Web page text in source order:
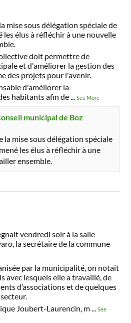
mise sous délégation spéciale de
les élus à réfléchir à une nouvelle
doit permettre de
et d'améliorer la gestion des
des projets pour l'avenir.
d'améliorer la
habitants afin de...See More
municipal de Boz
la mise sous délégation spéciale
les élus à réfléchir à une
ensemble.
vendredi soir à la salle
la secrétaire de la commune
par la municipalité, on notait
avec lesquels elle a travaillé, de
d’associations et de quelques
Joubert-Laurencin, m...See